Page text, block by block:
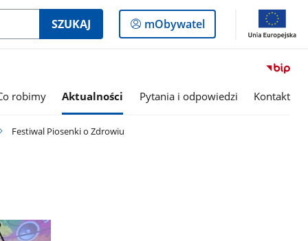
SZUKAJ
Logowanie
do
mObywatel
robimy Aktualności Pytania i odpowiedzi Kontakt
Festiwal Piosenki o Zdrowiu